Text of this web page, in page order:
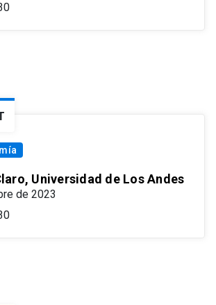
Universidad de Los Andes
de 2023